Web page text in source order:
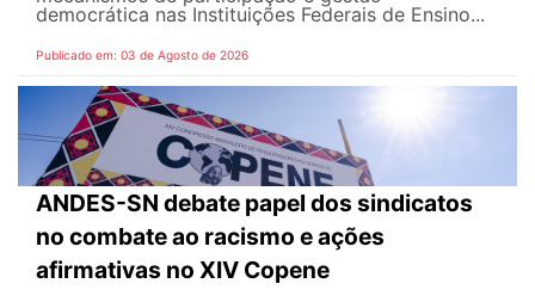
democrática nas Instituições Federais de Ensino...
Publicado em: 03 de Agosto de 2026
ANDES-SN debate papel dos sindicatos
no combate ao racismo e ações
afirmativas no XIV Copene